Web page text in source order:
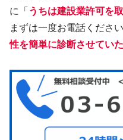
に「 うちは建設業許可を
まずは一度お電話ください
性を簡単に診断させていた